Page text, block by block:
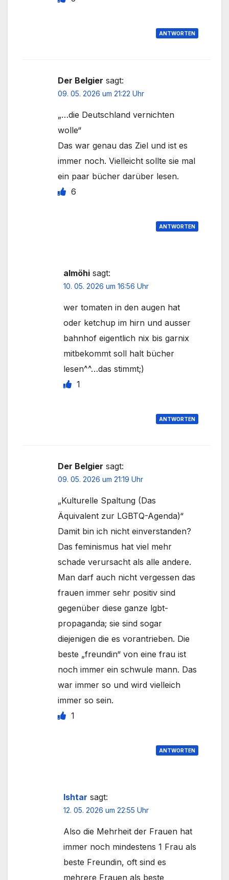
ANTWORTEN
Der Belgier sagt:
09. 05. 2026 um 21:22 Uhr
„…die Deutschland vernichten
wolle“
Das war genau das Ziel und ist es
immer noch. Vielleicht sollte sie mal
ein paar bücher darüber lesen.
6
ANTWORTEN
almöhi sagt:
10. 05. 2026 um 16:56 Uhr
wer tomaten in den augen hat
oder ketchup im hirn und ausser
bahnhof eigentlich nix bis garnix
mitbekommt soll halt bücher
lesen^^…das stimmt;)
1
ANTWORTEN
Der Belgier sagt:
09. 05. 2026 um 21:19 Uhr
„Kulturelle Spaltung (Das
Äquivalent zur LGBTQ-Agenda)“
Damit bin ich nicht einverstanden?
Das feminismus hat viel mehr
schade verursacht als alle andere.
Man darf auch nicht vergessen das
frauen immer sehr positiv sind
gegenüber diese ganze lgbt-
propaganda; sie sind sogar
diejenigen die es vorantrieben. Die
beste „freundin“ von eine frau ist
noch immer ein schwule mann. Das
war immer so und wird vielleich
immer so sein.
1
ANTWORTEN
Ishtar sagt:
12. 05. 2026 um 22:55 Uhr
Also die Mehrheit der Frauen hat
immer noch mindestens 1 Frau als
beste Freundin, oft sind es
mehrere Frauen als beste